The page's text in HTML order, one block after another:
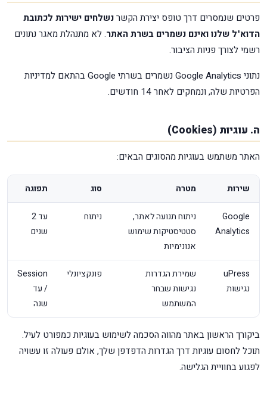
פרטים שנמסרים דרך טופס יצירת הקשרנשלחים ישירות לכתובת
הדוא"ל שלנו ואינם נשמרים בשרת האתר. לא מתנהלת מאגר נתונים
רשמי לצורך פניות הציבור.
נתוני Google Analytics נשמרים בשרתי Google בהתאם למדיניות
הפרטיות שלה, ונמחקים לאחר 14 חודשים.
ה. עוגיות (Cookies)
האתר משתמש בעוגיות מהסוגים הבאים:
שירות מטרה סוג תפוגה
Google
Analytics
ניתוח תנועה לאתר,
סטטיסטיקות שימוש
אנונימיות
ניתוח
עד 2
שנים
uPress
נגישות
שמירת הגדרות
נגישות שבחר
המשתמש
פונקציונלי
Session
/ עד
שנה
ביקורך הראשון באתר מהווה הסכמה לשימוש בעוגיות כמפורט לעיל.
תוכל לחסום עוגיות דרך הגדרות הדפדפן שלך, אולם פעולה זו עשויה
לפגוע בחוויית הגלישה.